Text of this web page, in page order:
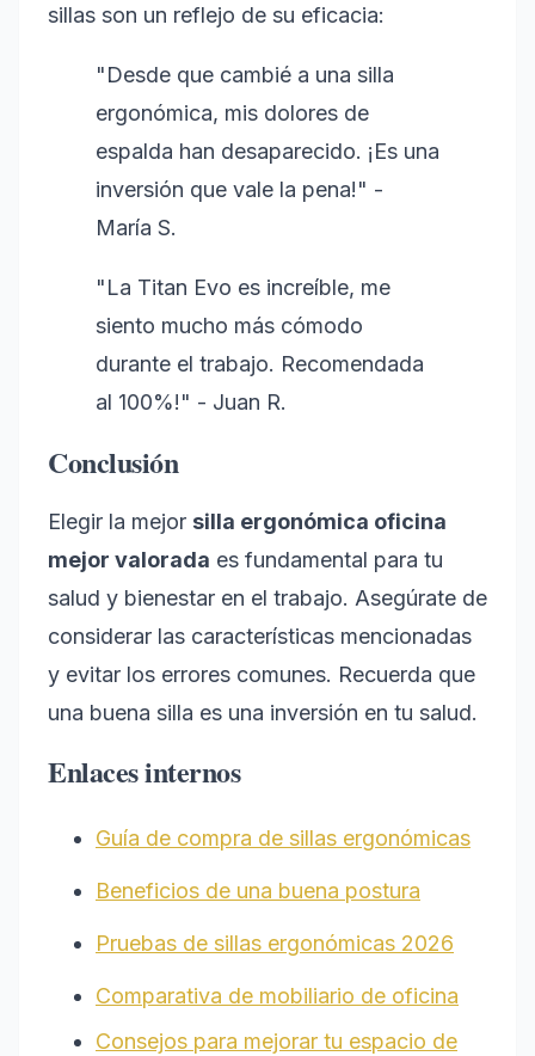
sillas son un reflejo de su eficacia:
"Desde que cambié a una silla
ergonómica, mis dolores de
espalda han desaparecido. ¡Es una
inversión que vale la pena!" -
María S.
"La Titan Evo es increíble, me
siento mucho más cómodo
durante el trabajo. Recomendada
al 100%!" - Juan R.
Conclusión
Elegir la mejor silla ergonómica oficina
mejor valorada es fundamental para tu
salud y bienestar en el trabajo. Asegúrate de
considerar las características mencionadas
y evitar los errores comunes. Recuerda que
una buena silla es una inversión en tu salud.
Enlaces internos
Guía de compra de sillas ergonómicas
Beneficios de una buena postura
Pruebas de sillas ergonómicas 2026
Comparativa de mobiliario de oficina
Consejos para mejorar tu espacio de